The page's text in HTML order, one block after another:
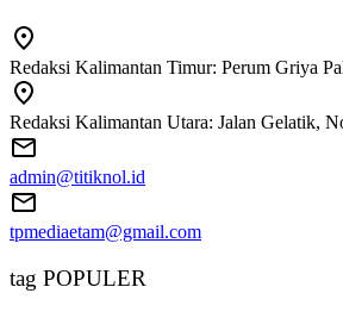
Redaksi Kalimantan Timur: Perum Griya
Redaksi Kalimantan Utara: Jalan Gelatik,
admin@titiknol.id
tpmediaetam@gmail.com
tag POPULER